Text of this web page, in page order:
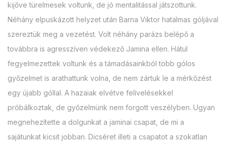
kijőve türelmesek voltunk, de jó mentalitással játszottunk.
Néhány elpuskázott helyzet után Barna Viktor hatalmas góljával
szereztük meg a vezetést. Volt néhány parázs belépő a
továbbra is agresszíven védekező Jamina ellen. Hátul
fegyelmezettek voltunk és a támadásainkból több gólos
győzelmet is arathattunk volna, de nem zártuk le a mérkőzést
egy újabb góllal. A hazaiak elvétve felívelésekkel
próbálkoztak, de győzelmünk nem forgott veszélyben. Ugyan
megnehezítette a dolgunkat a jaminai csapat, de mi a
sajátunkat kicsit jobban. Dicséret illeti a csapatot a szokatlan